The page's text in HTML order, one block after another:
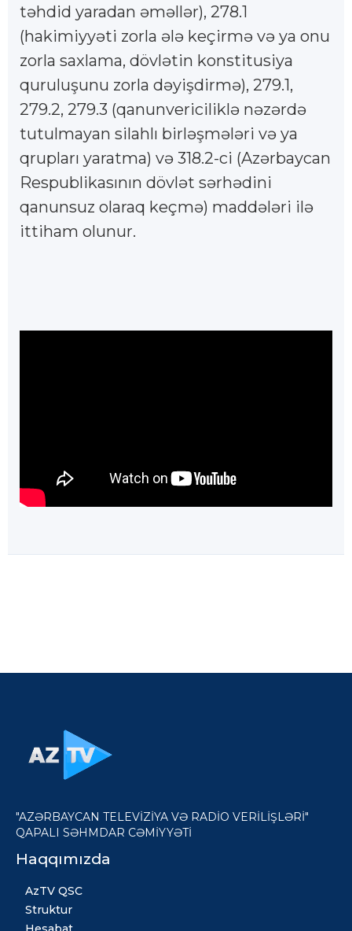
təhdid yaradan əməllər), 278.1
(hakimiyyəti zorla ələ keçirmə və ya onu
zorla saxlama, dövlətin konstitusiya
quruluşunu zorla dəyişdirmə), 279.1,
279.2, 279.3 (qanunvericiliklə nəzərdə
tutulmayan silahlı birləşmələri və ya
qrupları yaratma) və 318.2-ci (Azərbaycan
Respublikasının dövlət sərhədini
qanunsuz olaraq keçmə) maddələri ilə
ittiham olunur.
"AZƏRBAYCAN TELEVİZİYA VƏ RADİO VERİLİŞLƏRİ"
QAPALI SƏHMDAR CƏMİYYƏTİ
Haqqımızda
AzTV QSC
Struktur